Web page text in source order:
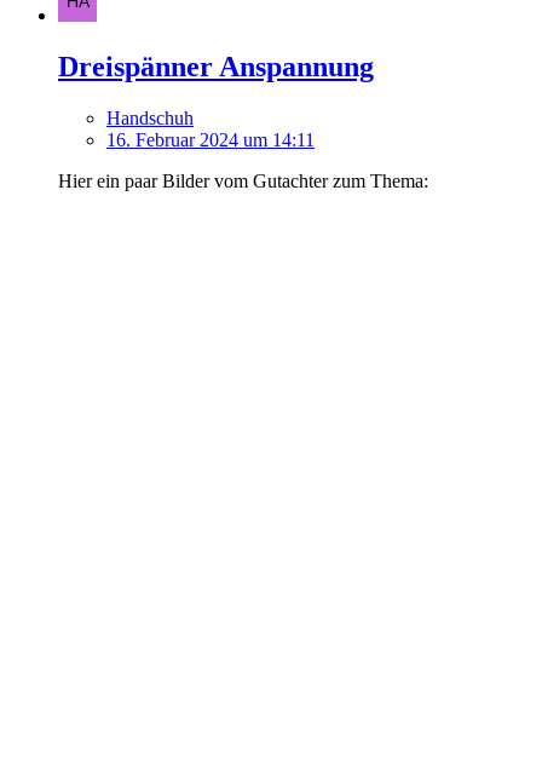
Dreispänner Anspannung
Handschuh
16. Februar 2024 um 14:11
Hier ein paar Bilder vom Gutachter zum Thema: